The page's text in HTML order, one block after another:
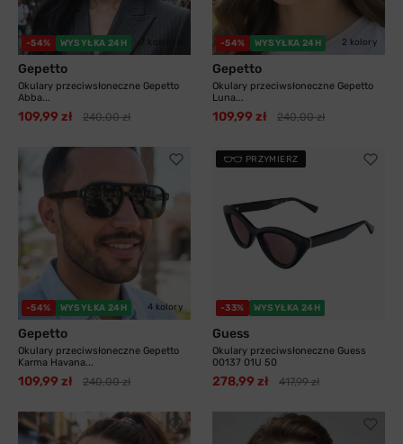
-54% WYSYŁKA 24H
Gepetto
Okulary przeciwsłoneczne Gepetto
Abba...
109,99 zł 240,00 zł
-54% WYSYŁKA 24H 2 kolory
Gepetto
Okulary przeciwsłoneczne Gepetto
Luna...
109,99 zł 240,00 zł
-54% WYSYŁKA 24H 4 kolory
Gepetto
Okulary przeciwsłoneczne Gepetto
Karma Havana...
109,99 zł 240,00 zł
PRZYMIERZ
-33% WYSYŁKA 24H
Guess
Okulary przeciwsłoneczne Guess
00137 01U 50
278,99 zł 417,99 zł